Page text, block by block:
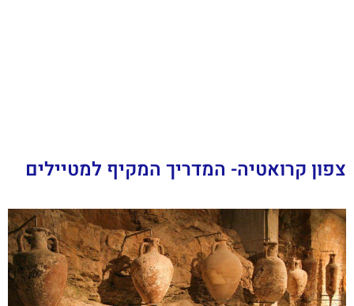
צפון קרואטיה- המדריך המקיף למטיילים